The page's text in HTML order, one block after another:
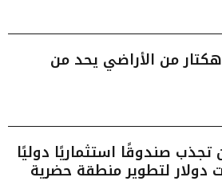
من الأراضي يحد من
صندوقًا استثماريًا دوليًا